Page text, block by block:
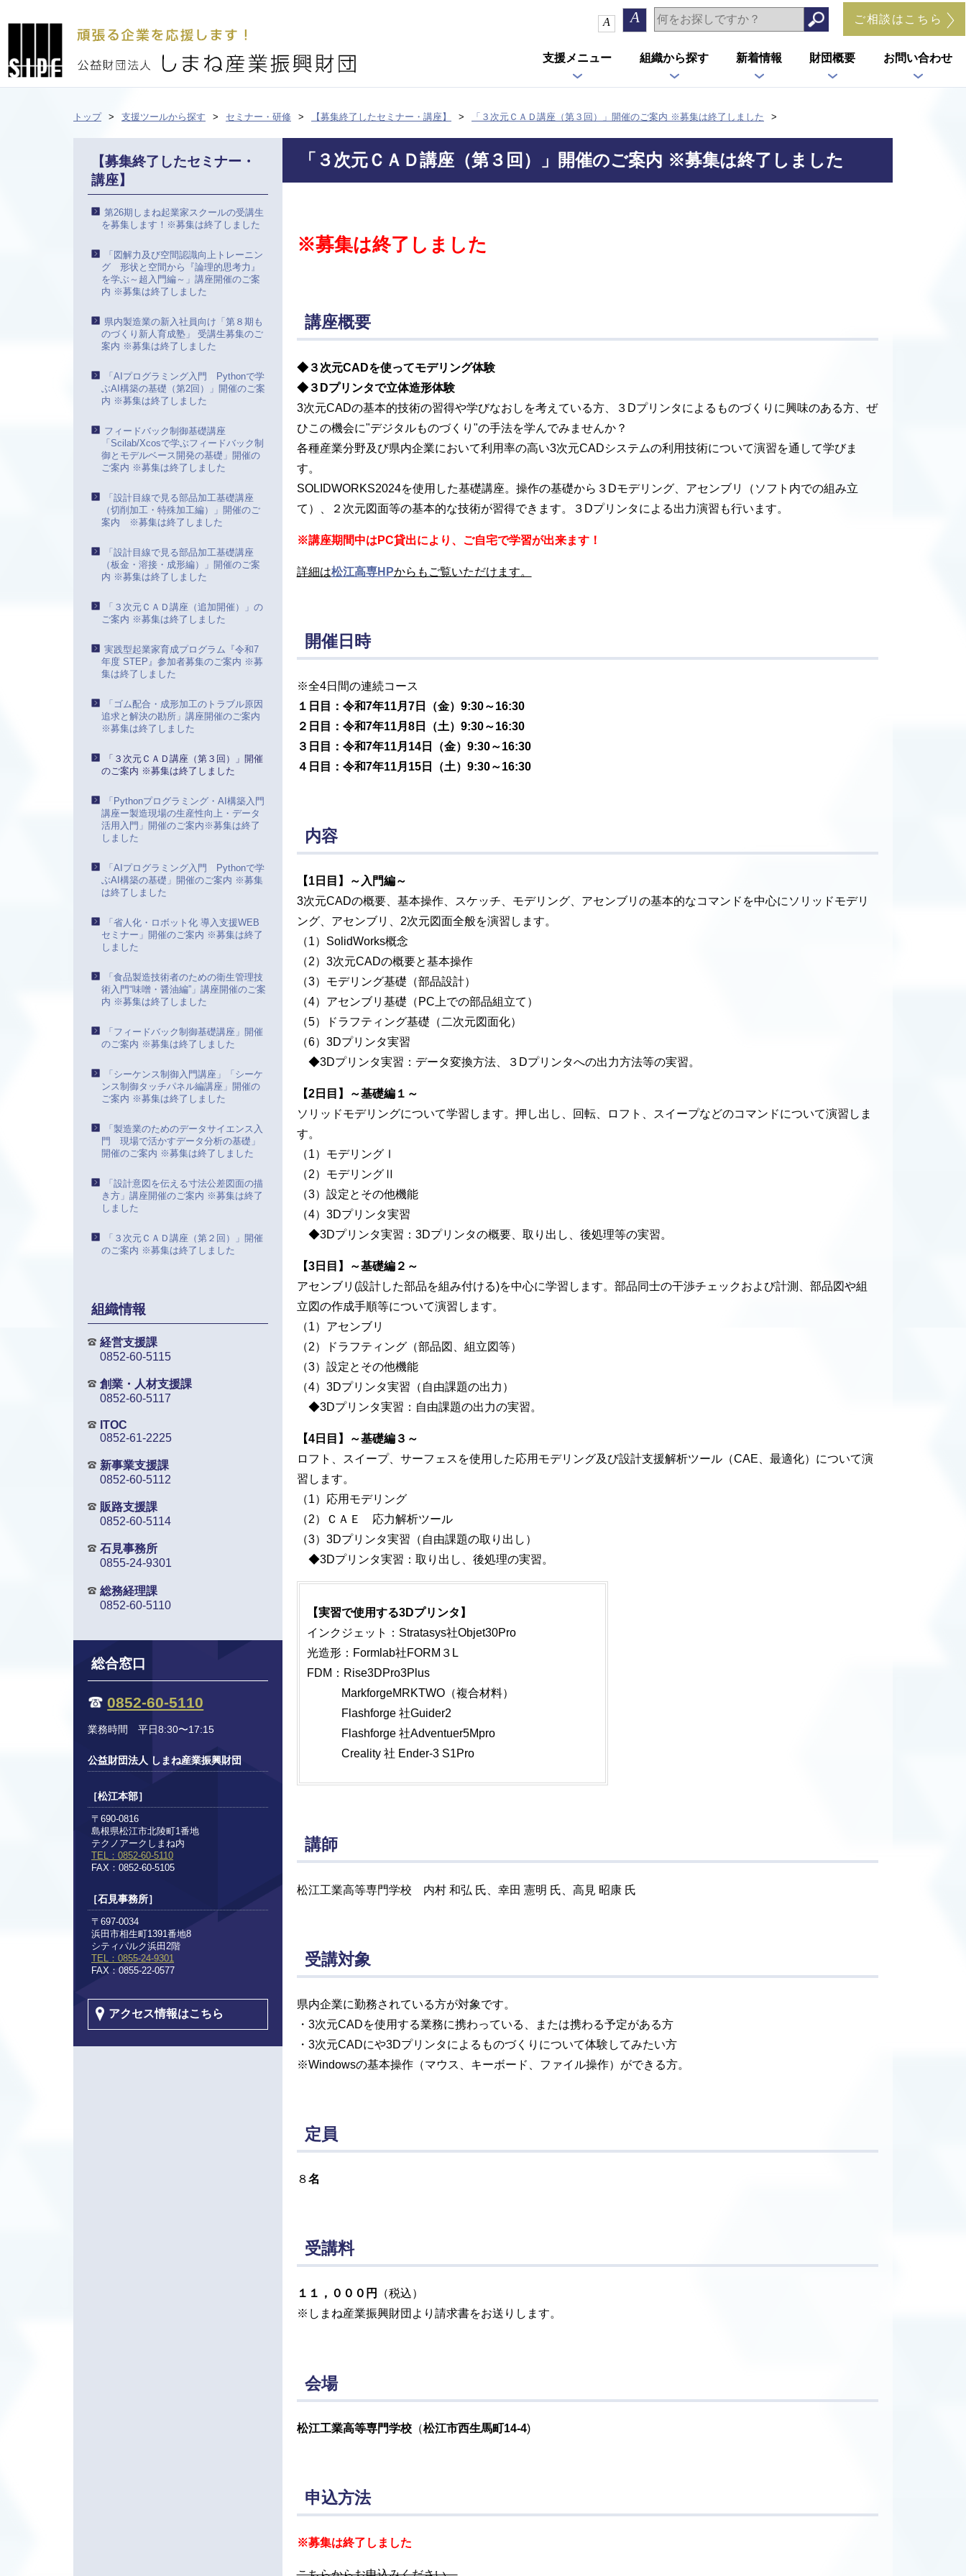
A A ご相談はこちら
支援メニュー 組織から探す 新着情報 財団概要 お問い合わせ
トップ 支援ツールから探す セミナー・研修 【募集終了したセミナー・講座】 「３次元ＣＡＤ講座（第３回）」開催のご案内 ※募集は終了しました
「３次元ＣＡＤ講座（第３回）」開催のご案内 ※募集は終了しました
※募集は終了しました
講座概要
◆３次元CADを使ってモデリング体験
◆３Dプリンタで立体造形体験
3次元CADの基本的技術の習得や学びなおしを考えている方、３Dプリンタによるものづくりに興味のある方、ぜ
ひこの機会に"デジタルものづくり"の手法を学んでみませんか？
各種産業分野及び県内企業において利用率の高い3次元CADシステムの利用技術について演習を通して学びま
す。
SOLIDWORKS2024を使用した基礎講座。操作の基礎から３Dモデリング、アセンブリ（ソフト内での組み立
て）、２次元図面等の基本的な技術が習得できます。３Dプリンタによる出力演習も行います。
※講座期間中はPC貸出により、ご自宅で学習が出来ます！
詳細は松江高専HPからもご覧いただけます。
開催日時
※全4日間の連続コース
１日目：令和7年11月7日（金）9:30～16:30
２日目：令和7年11月8日（土）9:30～16:30
３日目：令和7年11月14日（金）9:30～16:30
４日目：令和7年11月15日（土）9:30～16:30
内容
【1日目】～入門編～
3次元CADの概要、基本操作、スケッチ、モデリング、アセンブリの基本的なコマンドを中心にソリッドモデリ
ング、アセンブリ、2次元図面全般を演習します。
（1）SolidWorks概念
（2）3次元CADの概要と基本操作
（3）モデリング基礎（部品設計）
（4）アセンブリ基礎（PC上での部品組立て）
（5）ドラフティング基礎（二次元図面化）
（6）3Dプリンタ実習
◆3Dプリンタ実習：データ変換方法、３Dプリンタへの出力方法等の実習。
【2日目】～基礎編１～
ソリッドモデリングについて学習します。押し出し、回転、ロフト、スイープなどのコマンドについて演習しま
す。
（1）モデリングⅠ
（2）モデリングⅡ
（3）設定とその他機能
（4）3Dプリンタ実習
◆3Dプリンタ実習：3Dプリンタの概要、取り出し、後処理等の実習。
【3日目】～基礎編２～
アセンブリ(設計した部品を組み付ける)を中心に学習します。部品同士の干渉チェックおよび計測、部品図や組
立図の作成手順等について演習します。
（1）アセンブリ
（2）ドラフティング（部品図、組立図等）
（3）設定とその他機能
（4）3Dプリンタ実習（自由課題の出力）
◆3Dプリンタ実習：自由課題の出力の実習。
【4日目】～基礎編３～
ロフト、スイープ、サーフェスを使用した応用モデリング及び設計支援解析ツール（CAE、最適化）について演
習します。
（1）応用モデリング
（2）ＣＡＥ 応力解析ツール
（3）3Dプリンタ実習（自由課題の取り出し）
◆3Dプリンタ実習：取り出し、後処理の実習。
【実習で使用する3Dプリンタ】
インクジェット：Stratasys社Objet30Pro
光造形：Formlab社FORM３L
FDM：Rise3DPro3Plus
MarkforgeMRKTWO（複合材料）
Flashforge 社Guider2
Flashforge 社Adventuer5Mpro
Creality 社 Ender-3 S1Pro
講師
松江工業高等専門学校 内村 和弘 氏、幸田 憲明 氏、高見 昭康 氏
受講対象
県内企業に勤務されている方が対象です。
・3次元CADを使用する業務に携わっている、または携わる予定がある方
・3次元CADにや3Dプリンタによるものづくりについて体験してみたい方
※Windowsの基本操作（マウス、キーボード、ファイル操作）ができる方。
定員
８名
受講料
１１，０００円
（税込）
※しまね産業振興財団より請求書をお送りします。
会場
松江工業高等専門学校（松江市西生馬町14-4)
申込方法
※募集は終了しました
【募集終了したセミナー・
講座】
第26期しまね起業家スクールの受講生
を募集します！※募集は終了しました
「図解力及び空間認識向上トレーニン
グ 形状と空間から『論理的思考力』
を学ぶ～超入門編～」講座開催のご案
内 ※募集は終了しました
県内製造業の新入社員向け「第８期も
のづくり新人育成塾」 受講生募集のご
案内 ※募集は終了しました
「AIプログラミング入門 Pythonで学
ぶAI構築の基礎（第2回）」開催のご案
内 ※募集は終了しました
フィードバック制御基礎講座
「Scilab/Xcosで学ぶフィードバック制
御とモデルベース開発の基礎」開催の
ご案内 ※募集は終了しました
「設計目線で見る部品加工基礎講座
（切削加工・特殊加工編）」開催のご
案内 ※募集は終了しました
「設計目線で見る部品加工基礎講座
（板金・溶接・成形編）」開催のご案
内 ※募集は終了しました
「３次元ＣＡＤ講座（追加開催）」の
ご案内 ※募集は終了しました
実践型起業家育成プログラム『令和7
年度 STEP』参加者募集のご案内 ※募
集は終了しました
「ゴム配合・成形加工のトラブル原因
追求と解決の勘所」講座開催のご案内
※募集は終了しました
「３次元ＣＡＤ講座（第３回）」開催
のご案内 ※募集は終了しました
「Pythonプログラミング・AI構築入門
講座ー製造現場の生産性向上・データ
活用入門」開催のご案内※募集は終了
しました
「AIプログラミング入門 Pythonで学
ぶAI構築の基礎」開催のご案内 ※募集
は終了しました
「省人化・ロボット化 導入支援WEB
セミナー」開催のご案内 ※募集は終了
しました
「食品製造技術者のための衛生管理技
術入門“味噌・醤油編”」講座開催のご案
内 ※募集は終了しました
「フィードバック制御基礎講座」開催
のご案内 ※募集は終了しました
「シーケンス制御入門講座」「シーケ
ンス制御タッチパネル編講座」開催の
ご案内 ※募集は終了しました
「製造業のためのデータサイエンス入
門 現場で活かすデータ分析の基礎」
開催のご案内 ※募集は終了しました
「設計意図を伝える寸法公差図面の描
き方」講座開催のご案内 ※募集は終了
しました
「３次元ＣＡＤ講座（第２回）」開催
のご案内 ※募集は終了しました
組織情報
経営支援課
0852-60-5115
創業・人材支援課
0852-60-5117
ITOC
0852-61-2225
新事業支援課
0852-60-5112
販路支援課
0852-60-5114
石見事務所
0855-24-9301
総務経理課
0852-60-5110
総合窓口
0852-60-5110
業務時間 平日8:30〜17:15
公益財団法人 しまね産業振興財団
［松江本部］
〒690-0816
島根県松江市北陵町1番地
テクノアークしまね内
TEL：0852-60-5110
FAX：0852-60-5105
［石見事務所］
〒697-0034
浜田市相生町1391番地8
シティパルク浜田2階
TEL：0855-24-9301
FAX：0855-22-0577
アクセス情報はこちら